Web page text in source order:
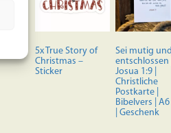
5x True Story of
Christmas –
Sticker
Sei mutig und
entschlossen |
Josua 1:9 |
Christliche
Postkarte |
Bibelvers | A6
| Geschenk